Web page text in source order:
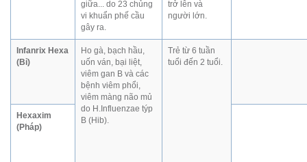
giữa... do 23 chủng
vi khuẩn phế cầu
gây ra.
trở lên và
người lớn.
Infanrix Hexa
(Bỉ)
Ho gà, bạch hầu,
uốn ván, bại liệt,
viêm gan B và các
bệnh viêm phổi,
viêm màng não mủ
do H.Influenzae týp
B (Hib).
Trẻ từ 6 tuần
tuổi đến 2 tuổi.
Hexaxim
(Pháp)